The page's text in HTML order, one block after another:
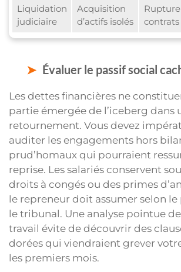
Liquidation
judiciaire
Acquisition
d’actifs isolés
contrats
Évaluer le passif social
Les dettes financières ne
partie émergée de l’iceberg dans
retournement. Vous devez
auditer les engagements hors
prud’homaux qui pourraient
reprise. Les salariés conservent
droits à congés ou des primes
le repreneur doit assumer selon
le tribunal. Une analyse pointue
travail évite de découvrir des
dorées qui viendraient grever
les premiers mois.